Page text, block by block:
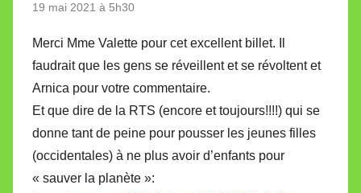
19 mai 2021 à 5h30
Merci Mme Valette pour cet excellent billet. Il
faudrait que les gens se réveillent et se révoltent et
Arnica pour votre commentaire.
Et que dire de la RTS (encore et toujours!!!!) qui se
donne tant de peine pour pousser les jeunes filles
(occidentales) à ne plus avoir d’enfants pour
« sauver la planète »: